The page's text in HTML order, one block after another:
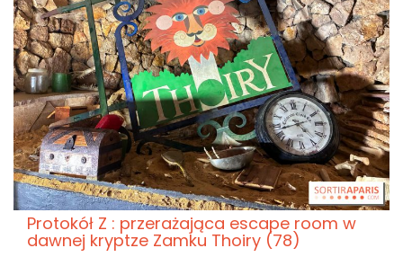
Protokół Z : przerażająca escape room w
dawnej kryptze Zamku Thoiry (78)